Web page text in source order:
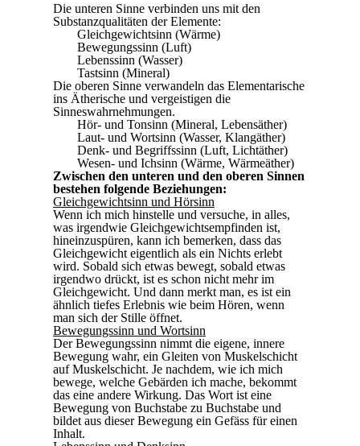
Die unteren Sinne verbinden uns mit den
Substanzqualitäten der Elemente:
Gleichgewichtsinn (Wärme)
Bewegungssinn (Luft)
Lebenssinn (Wasser)
Tastsinn (Mineral)
Die oberen Sinne verwandeln das Elementarische
ins Ätherische und vergeistigen die
Sinneswahrnehmungen.
Hör- und Tonsinn (Mineral, Lebensäther)
Laut- und Wortsinn (Wasser, Klangäther)
Denk- und Begriffssinn (Luft, Lichtäther)
Wesen- und Ichsinn (Wärme, Wärmeäther)
Zwischen den unteren und den oberen Sinnen
bestehen folgende Beziehungen:
Gleichgewichtsinn und Hörsinn
Wenn ich mich hinstelle und versuche, in alles,
was irgendwie Gleichgewichtsempfinden ist,
hineinzuspüren, kann ich bemerken, dass das
Gleichgewicht eigentlich als ein Nichts erlebt
wird. Sobald sich etwas bewegt, sobald etwas
irgendwo drückt, ist es schon nicht mehr im
Gleichgewicht. Und dann merkt man, es ist ein
ähnlich tiefes Erlebnis wie beim Hören, wenn
man sich der Stille öffnet.
Bewegungssinn und Wortsinn
Der Bewegungssinn nimmt die eigene, innere
Bewegung wahr, ein Gleiten von Muskelschicht
auf Muskelschicht. Je nachdem, wie ich mich
bewege, welche Gebärden ich mache, bekommt
das eine andere Wirkung. Das Wort ist eine
Bewegung von Buchstabe zu Buchstabe und
bildet aus dieser Bewegung ein Gefäss für einen
Inhalt.